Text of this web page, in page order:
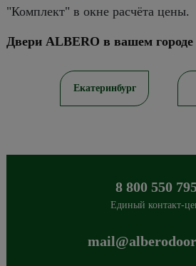
"Комплект" в окне расчёта цены.
Двери ALBERO в вашем городе
Екатеринбург
8 800 550
Единый контакт-